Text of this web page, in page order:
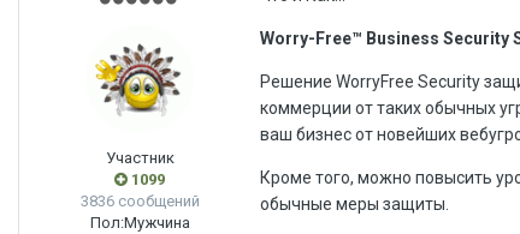
Участник
1099
3836 сообщений
Пол:Мужчина
Worry-Free™ Business Security
Решение Worry­Free Security
коммерции от таких обычных
ваш бизнес от новейших
Кроме того, можно повысить
обычные меры защиты.